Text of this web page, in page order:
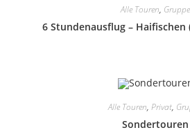
Alle Touren, Gruppe
6 Stundenausflug –
Alle Touren, Privat,
Sondertouren